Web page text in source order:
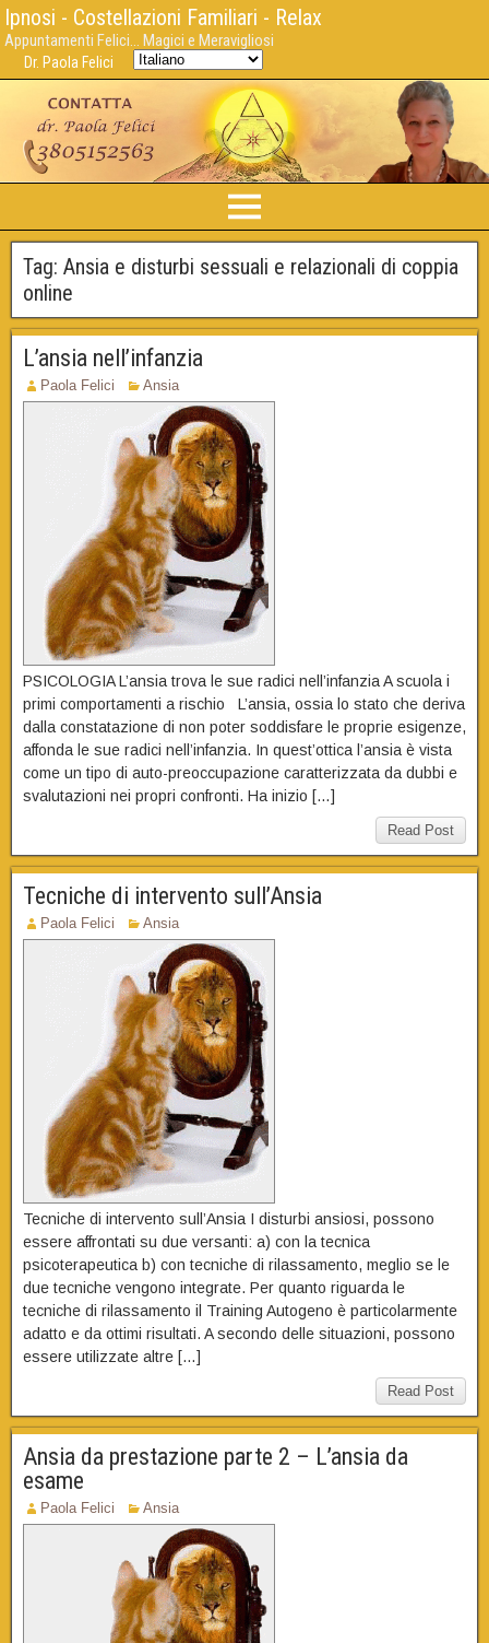
Ipnosi - Costellazioni Familiari - Relax
Appuntamenti Felici... Magici e Meravigliosi
Dr. Paola Felici
Tag: Ansia e disturbi sessuali e relazionali di coppia
online
L’ansia nell’infanzia
Paola Felici Ansia
PSICOLOGIA L’ansia trova le sue radici nell’infanzia A scuola i
primi comportamenti a rischio L’ansia, ossia lo stato che deriva
dalla constatazione di non poter soddisfare le proprie esigenze,
affonda le sue radici nell’infanzia. In quest’ottica l’ansia è vista
come un tipo di auto-preoccupazione caratterizzata da dubbi e
svalutazioni nei propri confronti. Ha inizio […]
Read Post
Tecniche di intervento sull’Ansia
Paola Felici Ansia
Tecniche di intervento sull’Ansia I disturbi ansiosi, possono
essere affrontati su due versanti: a) con la tecnica
psicoterapeutica b) con tecniche di rilassamento, meglio se le
due tecniche vengono integrate. Per quanto riguarda le
tecniche di rilassamento il Training Autogeno è particolarmente
adatto e da ottimi risultati. A secondo delle situazioni, possono
essere utilizzate altre […]
Read Post
Ansia da prestazione parte 2 – L’ansia da
esame
Paola Felici Ansia